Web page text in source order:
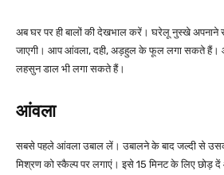
अब घर पर ही बालों की देखभाल करें। घरेलू नुस्खे अपनाने
जाएगी। आप आंवला, दही, अड़हुल के फूल लगा सकते हैं।
लहसुन डाल भी लगा सकते हैं।
आंवला
सबसे पहले आंवला उबाल लें। उबालने के बाद जल्दी से
मिश्रण को स्कैल्प पर लगाएं। इसे 15 मिनट के लिए